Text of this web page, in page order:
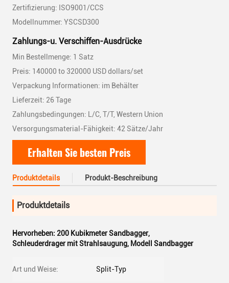
Zertifizierung: ISO9001/CCS
Modellnummer: YSCSD300
Zahlungs-u. Verschiffen-Ausdrücke
Min Bestellmenge: 1 Satz
Preis: 140000 to 320000 USD dollars/set
Verpackung Informationen: im Behälter
Lieferzeit: 26 Tage
Zahlungsbedingungen: L/C, T/T, Western Union
Versorgungsmaterial-Fähigkeit: 42 Sätze/Jahr
Erhalten Sie besten Preis
Produktdetails Produkt-Beschreibung
Produktdetails
Hervorheben: 200 Kubikmeter Sandbagger,
Schleuderdrager mit Strahlsaugung, Modell Sandbagger
Art und Weise: Split-Typ